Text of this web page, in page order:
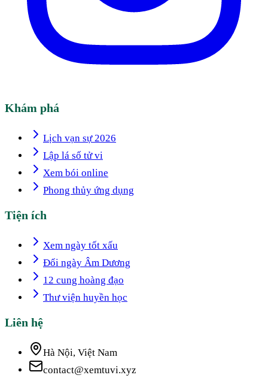
Khám phá
Lịch vạn sự 2026
Lập lá số tử vi
Xem bói online
Phong thủy ứng dụng
Tiện ích
Xem ngày tốt xấu
Đổi ngày Âm Dương
12 cung hoàng đạo
Thư viện huyền học
Liên hệ
Hà Nội, Việt Nam
contact@xemtuvi.xyz